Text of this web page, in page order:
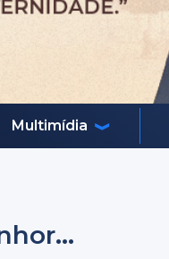
Multimídia